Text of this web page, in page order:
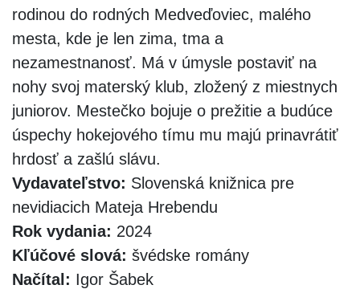
rodinou do rodných Medveďoviec, malého
mesta, kde je len zima, tma a
nezamestnanosť. Má v úmysle postaviť na
nohy svoj materský klub, zložený z miestnych
juniorov. Mestečko bojuje o prežitie a budúce
úspechy hokejového tímu mu majú prinavrátiť
hrdosť a zašlú slávu.
Vydavateľstvo: Slovenská knižnica pre
nevidiacich Mateja Hrebendu
Rok vydania: 2024
Kľúčové slová: švédske romány
Načítal: Igor Šabek